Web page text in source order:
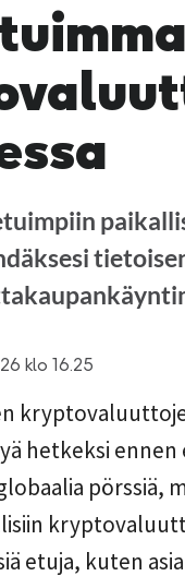
klo 16.25
hetkeksi
pörssiä,
etuja, kuten